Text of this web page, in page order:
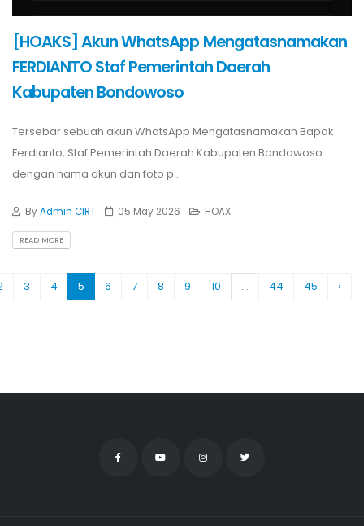
[HOAKS] Akun WhatsApp Mengatasnamakan
FERDIANTO Staf Pemerintah Daerah
Kabupaten Bondowoso
Tersebar sebuah akun WhatsApp Mengatasnamakan Bapak
Ferdianto, Staf Pemerintah Daerah Kabupaten Bondowoso
dengan nama akun dan foto p...
ByAdmin CIRT 05 May 2026 HOAX
READ MORE
3 4 5 6 7 8 9 10 ... 44 45 ›